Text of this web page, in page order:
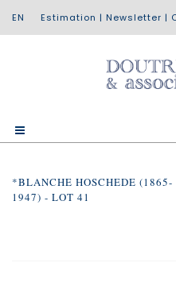
Estimation | Newsletter |
*BLANCHE HOSCHEDE (1865-
1947) - LOT 41